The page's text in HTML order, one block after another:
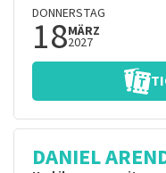
DONNERSTAG
18MÄRZ
2027
DANIEL